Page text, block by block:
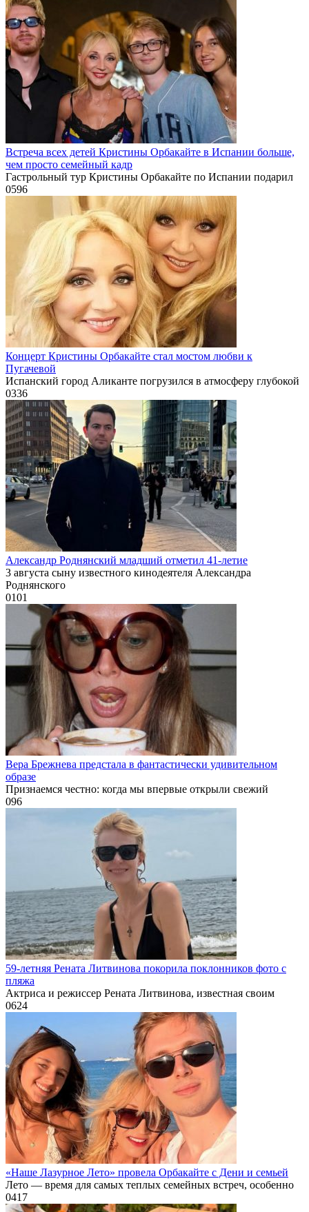
Встреча всех детей Кристины Орбакайте в Испании больше,
чем просто семейный кадр
Гастрольный тур Кристины Орбакайте по Испании подарил
0596
Концерт Кристины Орбакайте стал мостом любви к
Пугачевой
Испанский город Аликанте погрузился в атмосферу глубокой
0336
Александр Роднянский младший отметил 41-летие
3 августа сыну известного кинодеятеля Александра
Роднянского
0101
Вера Брежнева предстала в фантастически удивительном
образе
Признаемся честно: когда мы впервые открыли свежий
096
59-летняя Рената Литвинова покорила поклонников фото с
пляжа
Актриса и режиссер Рената Литвинова, известная своим
0624
«Наше Лазурное Лето» провела Орбакайте с Дени и семьей
Лето — время для самых теплых семейных встреч, особенно
0417